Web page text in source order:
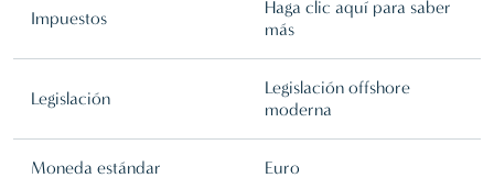
Impuestos
Haga clic aquí para saber
más
Legislación
Legislación offshore
moderna
Moneda estándar Euro